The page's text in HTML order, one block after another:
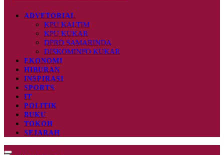
ADVETORIAL
KPU KALTIM
KPU KUKAR
DPRD SAMARINDA
DISKOMINFO KUKAR
EKONOMI
HIBURAN
INSPIRASI
SPORTS
IT
POLITIK
BUKU
TOKOH
SEJARAH